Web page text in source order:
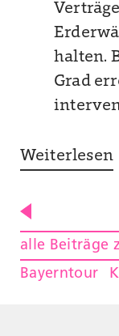
halten.
Grad
Weiterlesen
alle Beiträge
Bayerntour